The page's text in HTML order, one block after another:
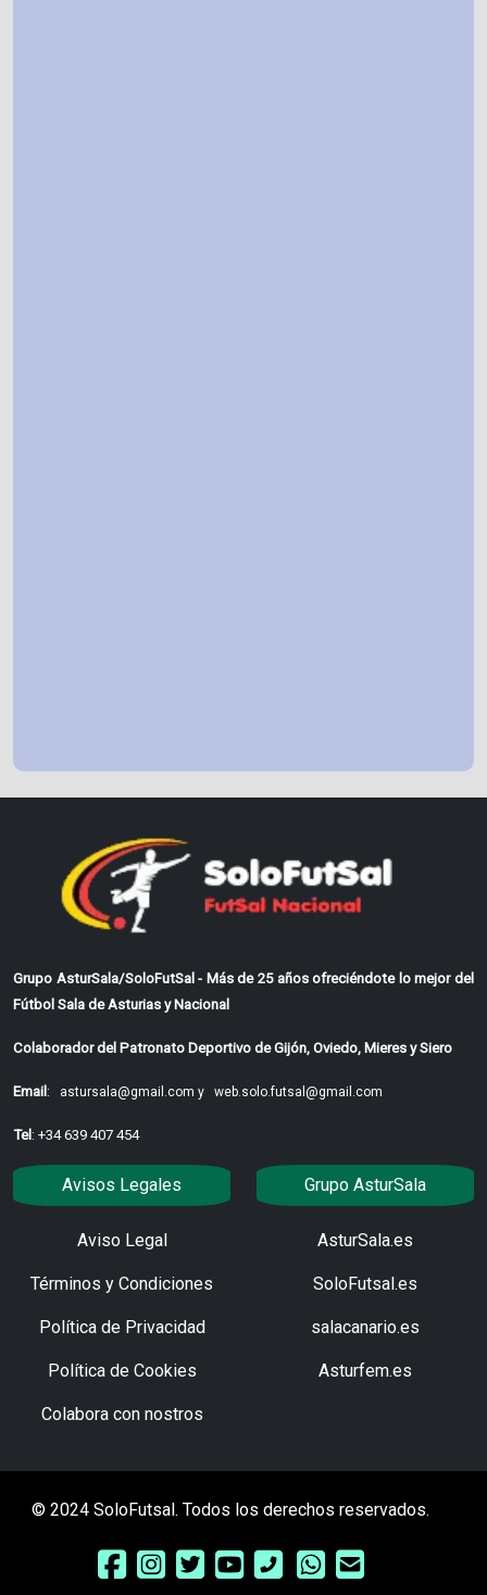
Grupo AsturSala/SoloFutSal - Más de 25 años ofreciéndote lo mejor del
Fútbol Sala de Asturias y Nacional
Colaborador del Patronato Deportivo de Gijón, Oviedo, Mieres y Siero
Email: astursala@gmail.com y web.solo.futsal@gmail.com
Tel: +34 639 407 454
Avisos Legales
Aviso Legal
Términos y Condiciones
Política de Privacidad
Política de Cookies
Colabora con nostros
Grupo AsturSala
AsturSala.es
SoloFutsal.es
salacanario.es
Asturfem.es
© 2024 SoloFutsal. Todos los derechos reservados.